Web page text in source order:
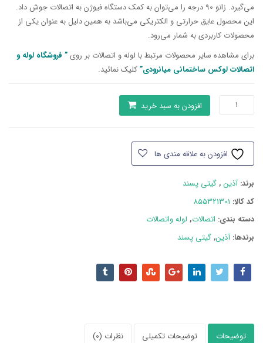
می‌گیرد. زانو 90 درجه را می‌توان به کمک دستگاه فیوژن به اتصالات جوش داد.
این محصول عایق حرارتی و الکتریکی می‌باشد به همین دلیل به عنوان یکی از
محصولات کاربردی به شمار می‌رود.
برای مشاهده سایر محصولات مرتبط با لوله و اتصالات بر روی” فروشگاه لوله و
اتصالات لوکس ساختمانی میانرودی”کلیک نمائید.
اتصالات
زانو
سایز
20
عدد
افزودن به سبد خرید
افزودن به علاقه مندی ها
برند:آذین ,گیتی پسند
کد کالا: 855321301
دسته بند‌ی: اتصالات, لوله واتصالات
برندها:آذین,گیتی پسند
توضیحات توضیحات تکمیلی نظرات (0)